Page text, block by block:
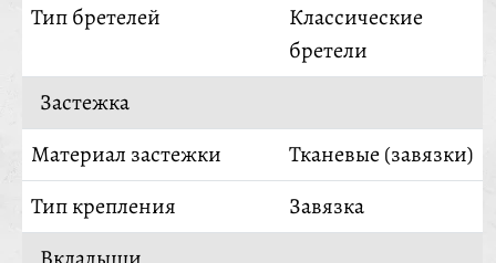
Тип бретелей
Классические
бретели
Застежка
Материал застежки
Тканевые (завязки)
Тип крепления
Завязка